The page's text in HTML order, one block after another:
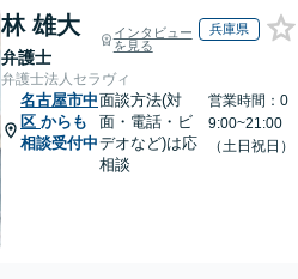
林 雄大
弁護士
インタビュー
を見る
兵庫県
弁護士法人セラヴィ
名古屋市中
区 からも
相談受付中
面談方法(対
面・電話・ビ
デオなど)は応
相談
営業時間：0
9:00~21:00
（土日祝日）